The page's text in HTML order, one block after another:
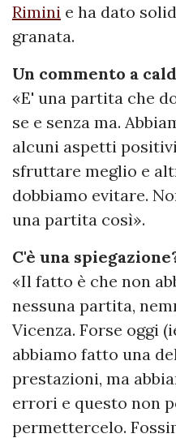
Rimini e ha dato
granata.
Un commento a
«E' una partita che
se e senza ma.
alcuni aspetti
sfruttare meglio e
dobbiamo evitare.
una partita così».
C'è una
«Il fatto è che non
nessuna partita,
Vicenza. Forse oggi
abbiamo fatto una
prestazioni, ma
errori e questo non
permettercelo.